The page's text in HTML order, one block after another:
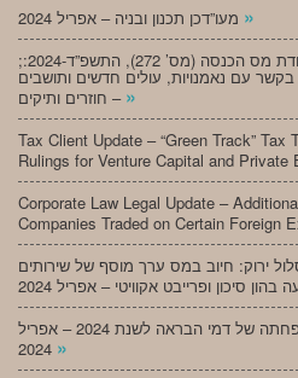
»
;מעו”דכן מיסים – חוק לתיקון פקודת מס הכנסה (מס’ 272), התשפ”ד-2024:
בקשר עם נאמנויות, עולים חדשים ותושבים
חוזרים ותיקים – »
Tax Client Update – “Green Track” Tax
Rulings for Venture Capital and
Corporate Law Legal Update –
Companies Traded on Certain Foreign
ירוק: חיוב במס ערך מוסף של שירותים
מעו”דכן יחסי עבודה – הקפאה והפחתה של דמי הבראה לשנת 2024 – אפריל
»